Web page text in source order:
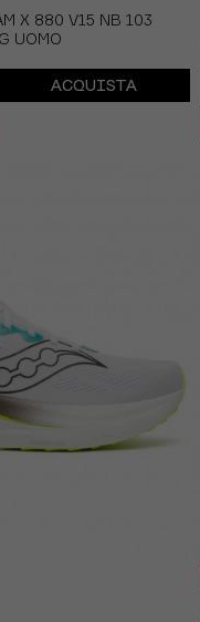
X 880 V15 NB 103
UOMO
ACQUISTA